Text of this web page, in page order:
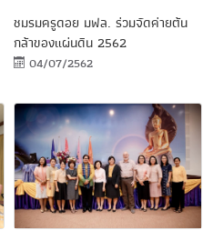
ชมรมครูดอย มฟล. ร่วมจัดค่ายต้น
กล้าของแผ่นดิน 2562
04/07/2562